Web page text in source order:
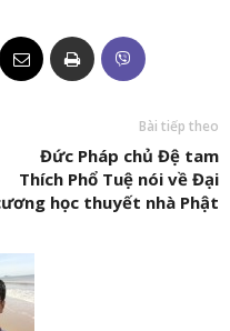
Bài tiếp theo
Đức Pháp chủ Đệ tam
Thích Phổ Tuệ nói về Đại
học thuyết nhà Phật